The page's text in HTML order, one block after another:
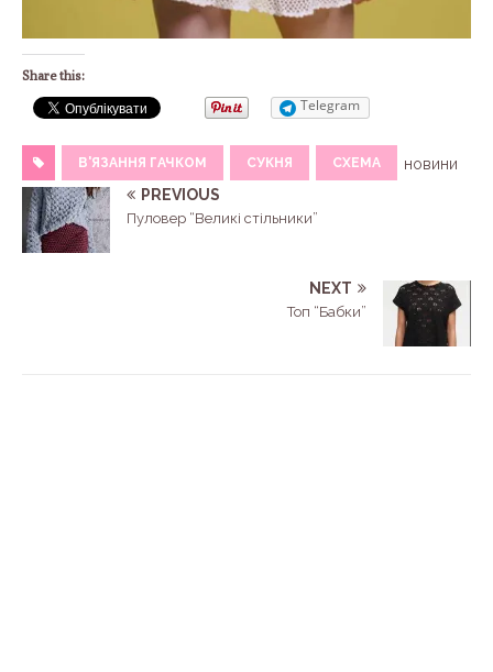
Share this:
Telegram
В'ЯЗАННЯ ГАЧКОМ СУКНЯ СХЕМА
новини
PREVIOUS
Пуловер “Великі стільники”
NEXT
Топ “Бабки”